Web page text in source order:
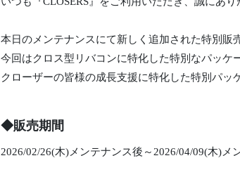
本日のメンテナンスにて新しく追加された特別販
今回はクロス型リバコンに特化した特別なパッケ
クローザーの皆様の成長支援に特化した特別パッ
◆販売期間
2026/02/26(木)メンテナンス後～2026/04/09(木)メ